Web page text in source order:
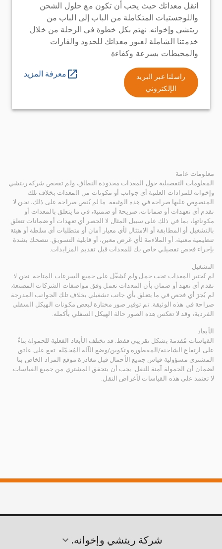
انقل معداتك حيث يجب أن تكون مع حلول الشحن
واللوجستيات المتكاملة من الباب إلى الباب من
ريتشي وإخوانه. نهتم بكل خطوة في الرحلة من خلال
خدمتنا الشاملة لعبور معداتك للحدود والقارات
والمحيطات بسرعة وكفاءة
راسلنا عبر البريد
الإلكتروني
معرفة المزيد
معلومات عامة
المعلومات التفصيلية حول المعدات محدودة النطاق، ولم تفحص شركة ريتشي
وإخوانه للمزادات العلنية أي جوانب أو مكونات من المعدات بخلاف تلك
المنصوص عليها صراحة في هذه الوثيقة. ما لم يُنص صراحة على ذلك، نحن لا
نقدم أي تعهدات أو ضمانات، صريحة أو ضمنية، في ما يتعلق بالمعدات أو
مكوناتها، بما في ذلك على سبيل المثال لا الحصر أي تعهدات أو ضمانات تتعلق
بالتشغيل أو المطابقة أو الامتثال لأي معيار أمان أو متطلبات أي سلطة أو هيئة
تنظيمية معنية، أو الملاءمة لأي غرض معين، أو قابلية التسويق. ننصحك بشدة
بإجراء فحص تفصيلي خاص بك للمعدات قبل تقديم المزايدات.
التشغيل
لم تُختبر المعدات تحت حمل ولم تُشغَّل على جميع السرعات المتاحة. نحن لا
نقدم أي تعهد أو ضمان بأن المعدات تعمل وفق مواصفات الشركات المصنعة.
لم يُجرَ أي فحص في ما يتعلق بأي جانب تشغيلي بخلاف تلك الجوانب المدرجة
صراحة في هذه الوثيقة. تم توفير صور مختارة لبعض مكونات الهيكل السفلي
الفردية، وقد لا تعكس هذه الصور حالة الهيكل السفلي بأكمله.
الأبعاد
القياسات مُقدمة بشكل تقريبي فقط. قد تختلف الأبعاد الفعلية للحمولة بناءً
على ارتفاع الشاحنة/المقطورة وتكوين/وضع الآلة المُحمَّلة. تقع على عاتق
المشتري مسؤولية قياس جميع الأحمال قبل مغادرة موقع المزاد الخاص بنا
لضمان أن الحمولة آمنة للنقل. يجب أن يتحقق المشتري من جميع القياسات.
لا تعتمد على هذه القياسات لأغراض النقل.
شركة ريتشي وإخوانه.